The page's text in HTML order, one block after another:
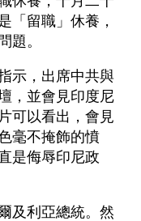
「留職」休養，
題。
示，出席中共與
，並會見印度尼
可以看出，會見
毫不掩飾的憤
是侮辱印尼政
及利亞總統。然